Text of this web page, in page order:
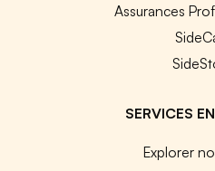
Assurances
SERVICES
Explorer